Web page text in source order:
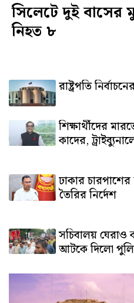
সিলেটে দুই বাসের
নিহত ৮
রাষ্ট্রপতি
শিক্ষার্থীদের
কাদের,
ঢাকার
তৈরির নির্দেশ
সচিবালয়
আটকে দিলো